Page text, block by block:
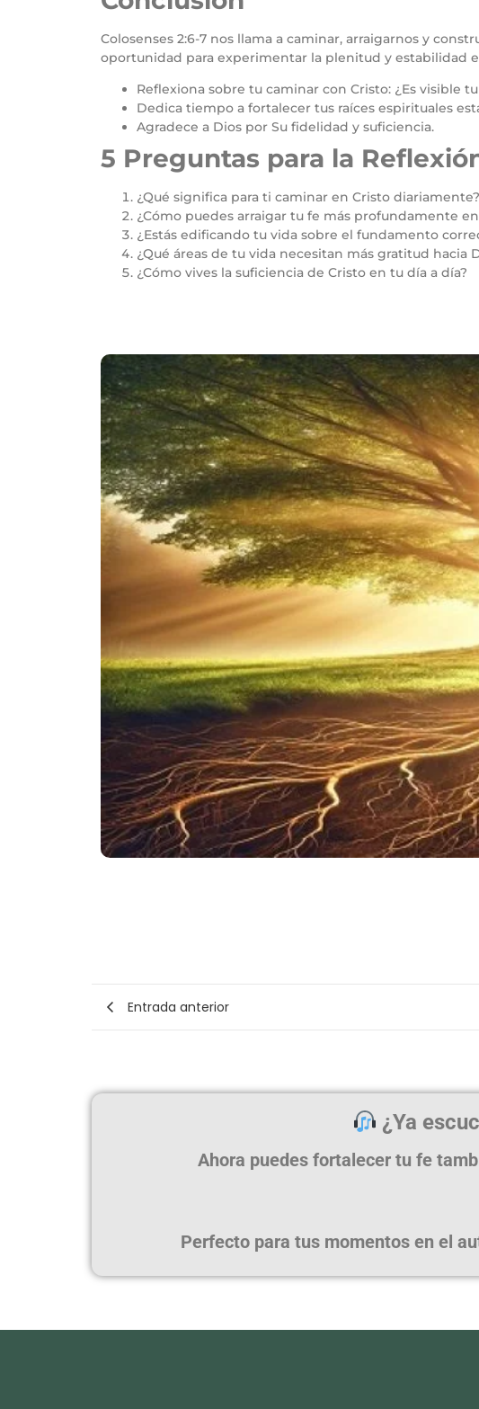
Colosenses 2:6-7 nos llama a caminar, arraigarnos y
oportunidad para experimentar la plenitud y estabilidad
Reflexiona sobre tu caminar con Cristo: ¿Es visible
Dedica tiempo a fortalecer tus raíces espirituales
Agradece a Dios por Su fidelidad y suficiencia.
5 Preguntas para la
¿Qué significa para ti caminar en Cristo diariamente?
¿Cómo puedes arraigar tu fe más profundamente en
¿Estás edificando tu vida sobre el fundamento
¿Qué áreas de tu vida necesitan más gratitud hacia
¿Cómo vives la suficiencia de Cristo en tu día a día?
Entrada anterior
¿Ya
Ahora puedes fortalecer tu fe
Perfecto para tus momentos en el